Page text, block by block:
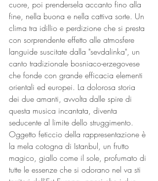
cuore, poi prendersela accanto fino alla
fine, nella buona e nella cattiva sorte. Un
clima tra idillio e perdizione che si presta
con sorprendente effetto alle atmosfere
languide suscitate dalla "sevdalinka", un
canto tradizionale bosniaco-erzegovese
che fonde con grande efficacia elementi
orientali ed europei. La dolorosa storia
dei due amanti, avvolta dalle spire di
questa musica incantata, diventa
seducente al limite dello struggimento.
Oggetto feticcio della rappresentazione è
la mela cotogna di Istanbul, un frutto
magico, giallo come il sole, profumato di
tutte le essenze che si odorano nel va sti